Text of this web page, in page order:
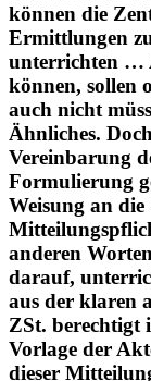
der Akten zu
können die
Ermittlungen
unterrichten …
können, sollen
auch nicht
Ähnliches.
Vereinbarung
Formulierung
Weisung an die
anderen
darauf,
aus der klaren
ZSt. berechtigt
Vorlage der